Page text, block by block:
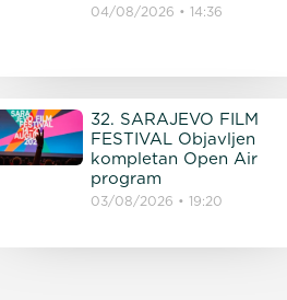
04/08/2026 14:36
32. SARAJEVO FILM
FESTIVAL Objavljen
kompletan Open Air
program
03/08/2026 19:20